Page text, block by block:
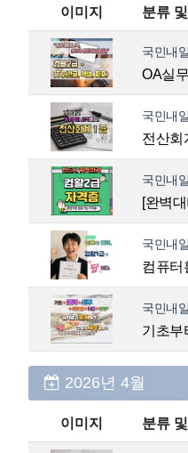
이미지 분류
국민내
OA실
국민내
전산회
국민내
[완벽
국민내
컴퓨터
국민내
기초부
2026년 4월
이미지 분류